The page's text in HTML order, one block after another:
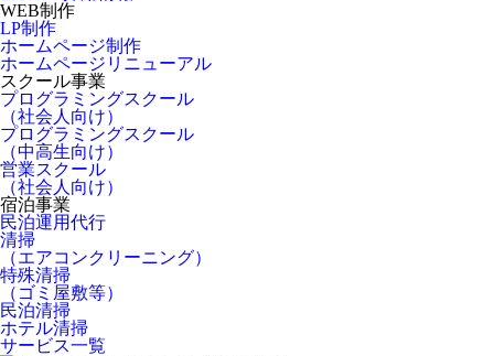
WEB制作
LP制作
ホームページ制作
ホームページリニューアル
スクール事業
プログラミングスクール
（社会人向け）
プログラミングスクール
（中高生向け）
営業スクール
（社会人向け）
宿泊事業
民泊運用代行
清掃
（エアコンクリーニング）
特殊清掃
（ゴミ屋敷等）
民泊清掃
ホテル清掃
サービス一覧